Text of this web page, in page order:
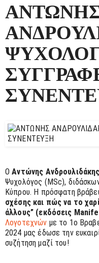
ΟΑντώνης Ανδρουλιδάκης
Ψυχολόγος (MSc),
Κύπρου. Η πρόσφατη
σχέσης και πώς να το
άλλους” (εκδόσεις
Λογοτεχνών με το 1ο
2024 μας έδωσε την
συζήτηση μαζί του!